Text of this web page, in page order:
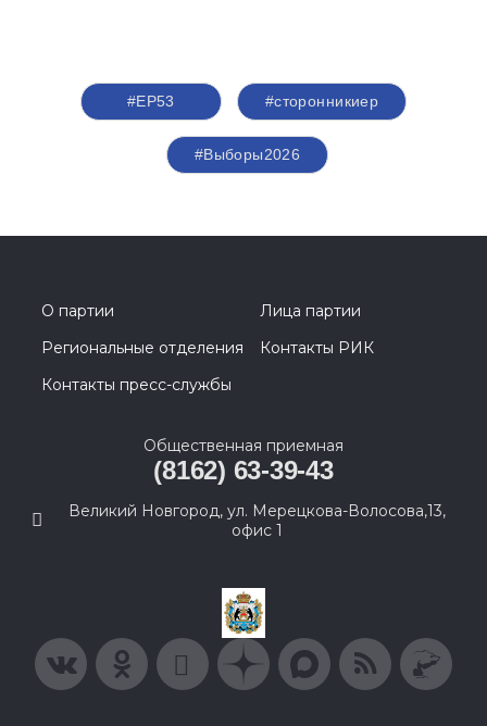
#ЕР53 #сторонникиер
#Выборы2026
О партии
Лица партии
Региональные отделения
Контакты РИК
Контакты пресс-службы
Общественная приемная
(8162) 63-39-43
Великий Новгород, ул. Мерецкова-Волосова,13,
офис 1